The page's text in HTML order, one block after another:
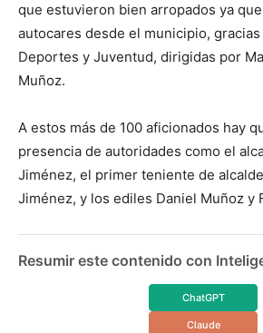
que estuvieron bien arropados ya
autocares desde el municipio, gracias
Deportes y Juventud, dirigidas por
Muñoz.
A estos más de 100 aficionados hay
presencia de autoridades como el
Jiménez, el primer teniente de
Jiménez, y los ediles Daniel Muñoz y
Resumir este contenido con
ChatGPT
Claude